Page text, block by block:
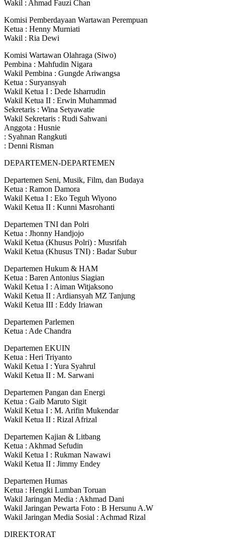
Wakil : Ahmad Fauzi Chan
Komisi Pemberdayaan Wartawan Perempuan
Ketua : Henny Murniati
Wakil : Ria Dewi
Komisi Wartawan Olahraga (Siwo)
Pembina : Mahfudin Nigara
Wakil Pembina : Gungde Ariwangsa
Ketua : Suryansyah
Wakil Ketua I : Dede Isharrudin
Wakil Ketua II : Erwin Muhammad
Sekretaris : Wina Setyawatie
Wakil Sekretaris : Rudi Sahwani
Anggota : Husnie
: Syahnan Rangkuti
: Denni Risman
DEPARTEMEN-DEPARTEMEN
Departemen Seni, Musik, Film, dan Budaya
Ketua : Ramon Damora
Wakil Ketua I : Eko Teguh Wiyono
Wakil Ketua II : Kunni Masrohanti
Departemen TNI dan Polri
Ketua : Jhonny Handjojo
Wakil Ketua (Khusus Polri) : Musrifah
Wakil Ketua (Khusus TNI) : Badar Subur
Departemen Hukum & HAM
Ketua : Baren Antonius Siagian
Wakil Ketua I : Aiman Witjaksono
Wakil Ketua II : Ardiansyah MZ Tanjung
Wakil Ketua III : Eddy Iriawan
Departemen Parlemen
Ketua : Ade Chandra
Departemen EKUIN
Ketua : Heri Triyanto
Wakil Ketua I : Yura Syahrul
Wakil Ketua II : M. Sarwani
Departemen Pangan dan Energi
Ketua : Gaib Maruto Sigit
Wakil Ketua I : M. Arifin Mukendar
Wakil Ketua II : Rizal Afrizal
Departemen Kajian & Litbang
Ketua : Akhmad Sefudin
Wakil Ketua I : Rukman Nawawi
Wakil Ketua II : Jimmy Endey
Departemen Humas
Ketua : Hengki Lumban Toruan
Wakil Jaringan Media : Akhmad Dani
Wakil Jaringan Pewarta Foto : B Hersunu A.W
Wakil Jaringan Media Sosial : Achmad Rizal
DIREKTORAT